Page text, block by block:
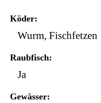
Köder
Wurm, Fischfetzen
Raubfisch
Ja
Gewässer